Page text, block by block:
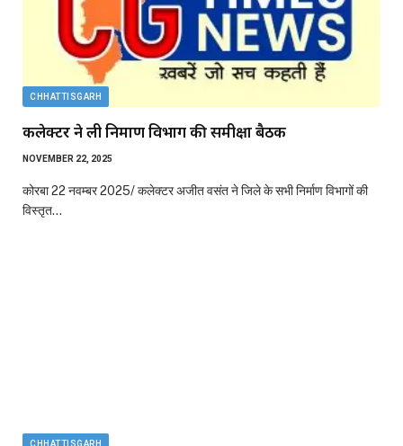
CHHATTISGARH
कलेक्टर ने ली निर्माण विभाग की समीक्षा बैठक
NOVEMBER 22, 2025
कोरबा 22 नवम्बर 2025/ कलेक्टर अजीत वसंत ने जिले के सभी निर्माण विभागों की
विस्तृत…
CHHATTISGARH